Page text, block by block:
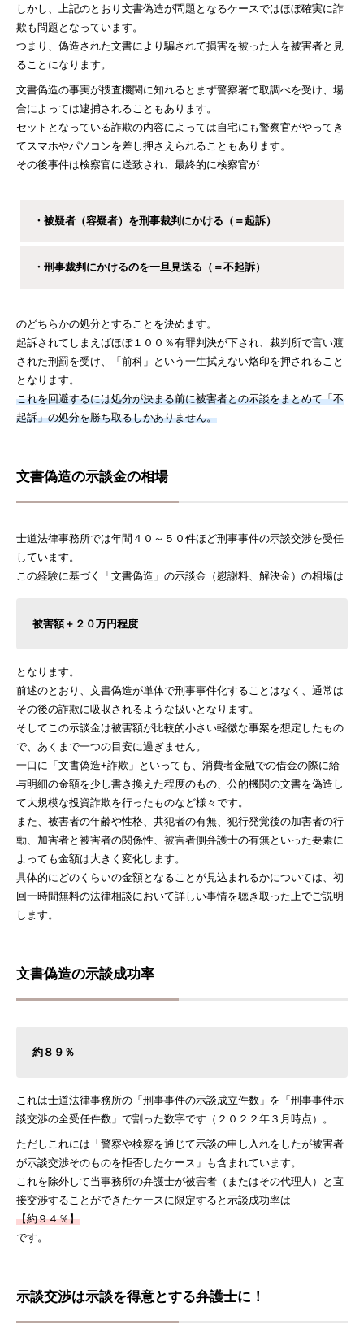
しかし、上記のとおり文書偽造が問題となるケースではほぼ確実に詐
欺も問題となっています。
つまり、偽造された文書により騙されて損害を被った人を被害者と見
ることになります。
文書偽造の事実が捜査機関に知れるとまず警察署で取調べを受け、場
合によっては逮捕されることもあります。
セットとなっている詐欺の内容によっては自宅にも警察官がやってき
てスマホやパソコンを差し押さえられることもあります。
その後事件は検察官に送致され、最終的に検察官が
・被疑者（容疑者）を刑事裁判にかける（＝起訴）
・刑事裁判にかけるのを一旦見送る（＝不起訴）
のどちらかの処分とすることを決めます。
起訴されてしまえばほぼ１００％有罪判決が下され、裁判所で言い渡
された刑罰を受け、「前科」という一生拭えない烙印を押されること
となります。
これを回避するには処分が決まる前に被害者との示談をまとめて「不
起訴」の処分を勝ち取るしかありません。
文書偽造の示談金の相場
士道法律事務所では年間４０～５０件ほど刑事事件の示談交渉を受任
しています。
この経験に基づく「文書偽造」の示談金（慰謝料、解決金）の相場は
被害額＋２０万円程度
となります。
前述のとおり、文書偽造が単体で刑事事件化することはなく、通常は
その後の詐欺に吸収されるような扱いとなります。
そしてこの示談金は被害額が比較的小さい軽微な事案を想定したもの
で、あくまで一つの目安に過ぎません。
一口に「文書偽造+詐欺」といっても、消費者金融での借金の際に給
与明細の金額を少し書き換えた程度のもの、公的機関の文書を偽造し
て大規模な投資詐欺を行ったものなど様々です。
また、被害者の年齢や性格、共犯者の有無、犯行発覚後の加害者の行
動、加害者と被害者の関係性、被害者側弁護士の有無といった要素に
よっても金額は大きく変化します。
具体的にどのくらいの金額となることが見込まれるかについては、初
回一時間無料の法律相談において詳しい事情を聴き取った上でご説明
します。
文書偽造の示談成功率
約８９％
これは士道法律事務所の「刑事事件の示談成立件数」を「刑事事件示
談交渉の全受任件数」で割った数字です（２０２２年３月時点）。
ただしこれには「警察や検察を通じて示談の申し入れをしたが被害者
が示談交渉そのものを拒否したケース」も含まれています。
これを除外して当事務所の弁護士が被害者（またはその代理人）と直
接交渉することができたケースに限定すると示談成功率は
【約９４％】
です。
示談交渉は示談を得意とする弁護士に！